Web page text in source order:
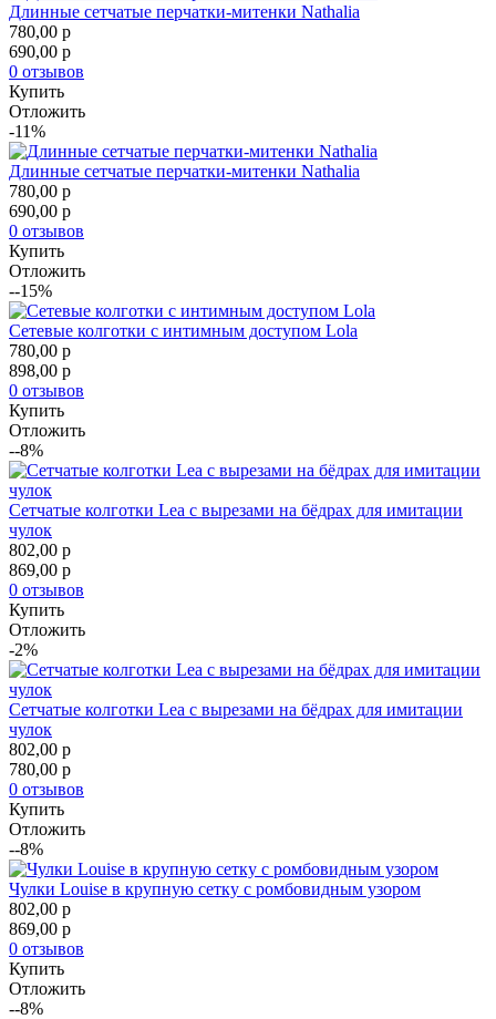
Длинные сетчатые перчатки-митенки Nathalia
780,00 p
690,00 p
0 отзывов
Купить
Отложить
-11%
Длинные сетчатые перчатки-митенки Nathalia
780,00 p
690,00 p
0 отзывов
Купить
Отложить
--15%
Сетевые колготки с интимным доступом Lola
780,00 p
898,00 p
0 отзывов
Купить
Отложить
--8%
Сетчатые колготки Lea с вырезами на бёдрах для имитации
чулок
802,00 p
869,00 p
0 отзывов
Купить
Отложить
-2%
Сетчатые колготки Lea с вырезами на бёдрах для имитации
чулок
802,00 p
780,00 p
0 отзывов
Купить
Отложить
--8%
Чулки Louise в крупную сетку с ромбовидным узором
802,00 p
869,00 p
0 отзывов
Купить
Отложить
--8%